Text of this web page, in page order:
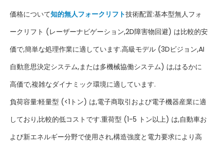
価格について知的無人フォークリフト技術配置:基本型無人フォ
ークリフト (レーザーナビゲーション,2D障害物回避) は比較的安
価で,簡単な処理作業に適しています.高級モデル (3Dビジョン,AI
自動意思決定システム,または多機械協働システム) は,はるかに
高価で,複雑なダイナミック環境に適しています.
負荷容量:軽量型 (<1トン) は,電子商取引および電子機器産業に適
しており,比較的低コストです.重荷型 (1-5 トン以上) は,自動車お
よび新エネルギー分野で使用され,構造強度と電力要求により高